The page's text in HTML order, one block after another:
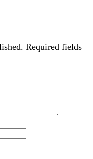
Required fields